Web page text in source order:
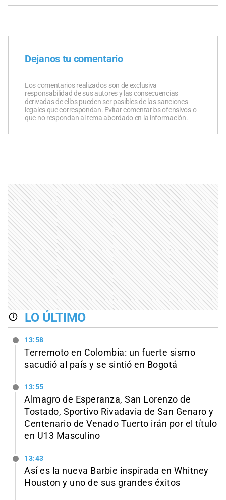
Dejanos tu comentario
Los comentarios realizados son de exclusiva
responsabilidad de sus autores y las consecuencias
derivadas de ellos pueden ser pasibles de las sanciones
legales que correspondan. Evitar comentarios ofensivos o
que no respondan al tema abordado en la información.
LO ÚLTIMO
13:58
Terremoto en Colombia: un fuerte sismo
sacudió al país y se sintió en Bogotá
13:55
Almagro de Esperanza, San Lorenzo de
Tostado, Sportivo Rivadavia de San Genaro y
Centenario de Venado Tuerto irán por el título
en U13 Masculino
13:43
Así es la nueva Barbie inspirada en Whitney
Houston y uno de sus grandes éxitos